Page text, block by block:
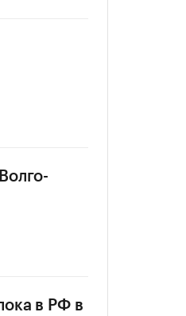
в РФ в